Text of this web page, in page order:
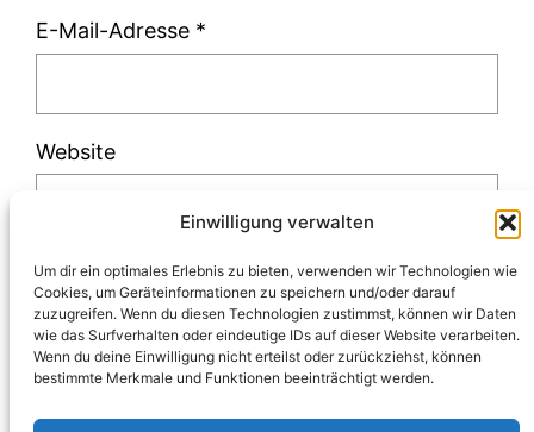
Einwilligung verwalten
Um dir ein optimales Erlebnis zu bieten, verwenden wir Technologien wie
Cookies, um Geräteinformationen zu speichern und/oder darauf
zuzugreifen. Wenn du diesen Technologien zustimmst, können wir Daten
wie das Surfverhalten oder eindeutige IDs auf dieser Website verarbeiten.
Wenn du deine Einwilligung nicht erteilst oder zurückziehst, können
bestimmte Merkmale und Funktionen beeinträchtigt werden.
E-Mail-Adresse *
Website
Diese Website verwendet Akismet, um Spam
zu reduzieren.Erfahre, wie deine
Kommentardaten verarbeitet werden.